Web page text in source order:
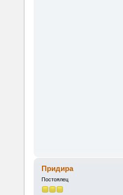
Придира
Постоялец